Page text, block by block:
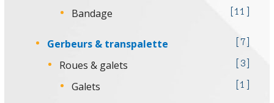
Bandage 11
Gerbeurs & transpalette 7
Roues & galets 3
Galets 1